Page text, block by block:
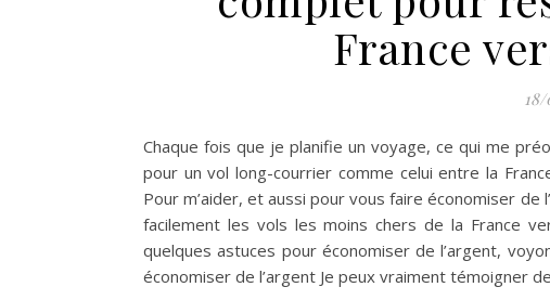
France
Chaque fois que je planifie un voyage, ce qui me
pour un vol long-courrier comme celui entre la
Pour m’aider, et aussi pour vous faire économiser
facilement les vols les moins chers de la France
quelques astuces pour économiser de l’argent,
économiser de l’argent Je peux vraiment témoigner